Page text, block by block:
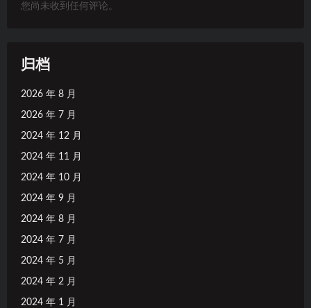
您尚未收到任何评论。
归档
2026 年 8 月
2026 年 7 月
2024 年 12 月
2024 年 11 月
2024 年 10 月
2024 年 9 月
2024 年 8 月
2024 年 7 月
2024 年 5 月
2024 年 2 月
2024 年 1 月